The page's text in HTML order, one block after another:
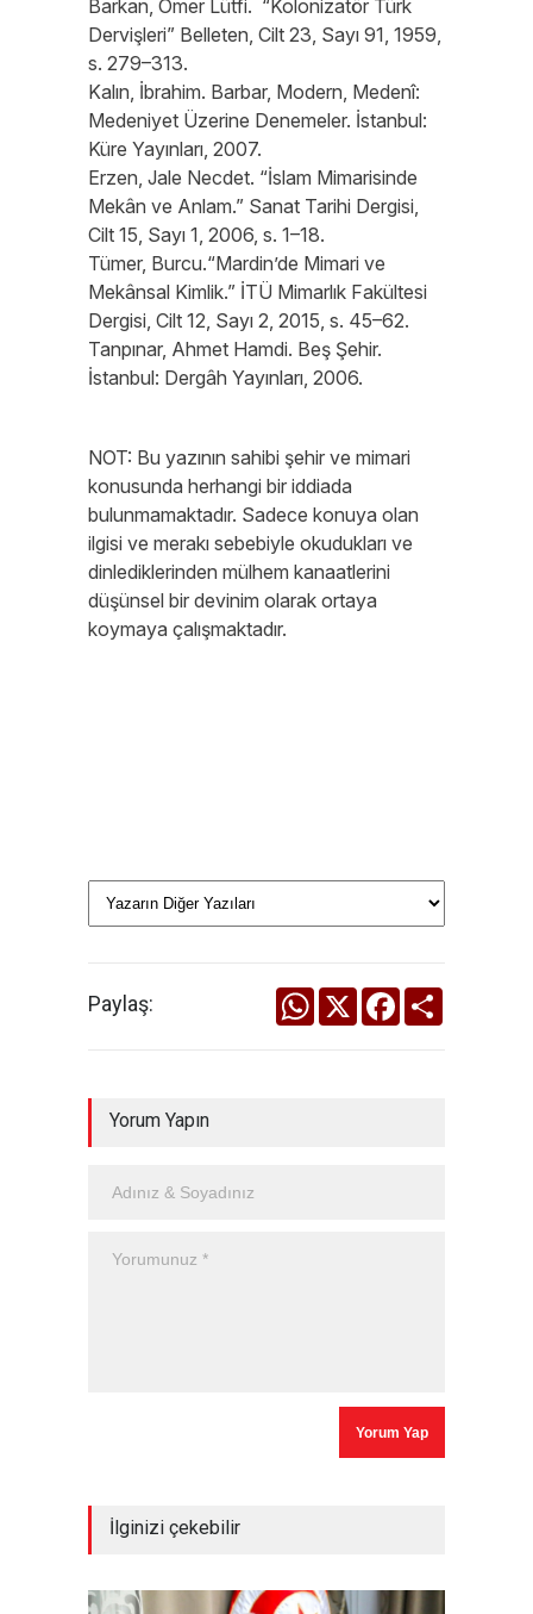
Barkan, Ömer Lütfi. “Kolonizatör Türk
Dervişleri” Belleten, Cilt 23, Sayı 91, 1959,
s. 279–313.
Kalın, İbrahim. Barbar, Modern, Medenî:
Medeniyet Üzerine Denemeler. İstanbul:
Küre Yayınları, 2007.
Erzen, Jale Necdet. “İslam Mimarisinde
Mekân ve Anlam.” Sanat Tarihi Dergisi,
Cilt 15, Sayı 1, 2006, s. 1–18.
Tümer, Burcu.“Mardin’de Mimari ve
Mekânsal Kimlik.” İTÜ Mimarlık Fakültesi
Dergisi, Cilt 12, Sayı 2, 2015, s. 45–62.
Tanpınar, Ahmet Hamdi. Beş Şehir.
İstanbul: Dergâh Yayınları, 2006.
NOT: Bu yazının sahibi şehir ve mimari
konusunda herhangi bir iddiada
bulunmamaktadır. Sadece konuya olan
ilgisi ve merakı sebebiyle okudukları ve
dinlediklerinden mülhem kanaatlerini
düşünsel bir devinim olarak ortaya
koymaya çalışmaktadır.
Paylaş: WhatsApp
X Facebook
Yorum Yapın
İlginizi çekebilir